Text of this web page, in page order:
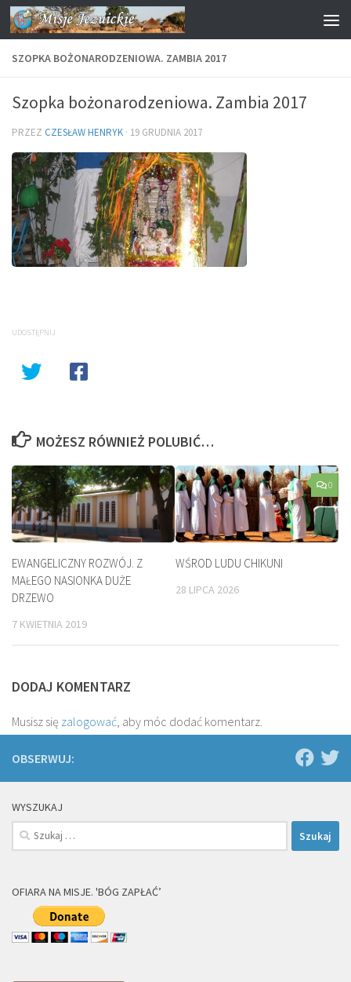
Przejdź do treści
SZOPKA BOŻONARODZENIOWA. ZAMBIA 2017
Szopka bożonarodzeniowa. Zambia 2017
PRZEZ CZESŁAW HENRYK · 19 GRUDNIA 2017
UDOSTĘPNIJ
MOŻESZ RÓWNIEŻ POLUBIĆ…
EWANGELICZNY ROZWÓJ. Z
MAŁEGO NASIONKA DUŻE
DRZEWO
7 KWIETNIA 2019
0
WŚROD LUDU CHIKUNI
28 LIPCA 2026
DODAJ KOMENTARZ
Musisz się zalogować, aby móc dodać komentarz.
OBSERWUJ:
WYSZUKAJ
Szukaj:
OFIARA NA MISJE. 'BÓG ZAPŁAĆ’